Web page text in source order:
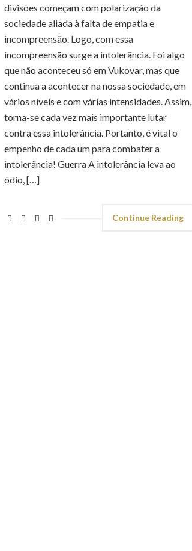
divisões começam com polarização da
sociedade aliada à falta de empatia e
incompreensão. Logo, com essa
incompreensão surge a intolerância. Foi algo
que não aconteceu só em Vukovar, mas que
continua a acontecer na nossa sociedade, em
vários níveis e com várias intensidades. Assim,
torna-se cada vez mais importante lutar
contra essa intolerância. Portanto, é vital o
empenho de cada um para combater a
intolerância! Guerra A intolerância leva ao
ódio, […]
Continue Reading